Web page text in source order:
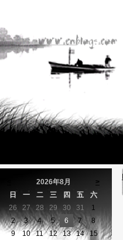
2026年8月
>
日
一 二 三 四 五
六
26
27 28 29 30 31
1
2
3 4 5 6 7
8
9
10 11 12 13 14
15